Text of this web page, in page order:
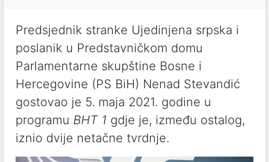
Predsjednik stranke Ujedinjena srpska i
poslanik u Predstavničkom domu
Parlamentarne skupštine Bosne i
Hercegovine (PS BiH) Nenad Stevandić
gostovao je 5. maja 2021. godine u
programu BHT 1 gdje je, između ostalog,
iznio dvije netačne tvrdnje.